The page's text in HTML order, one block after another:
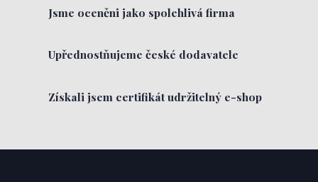
Jsme oceněni jako spolehlivá firma
Upřednostňujeme české dodavatele
Získali jsem certifikát udržitelný e-shop